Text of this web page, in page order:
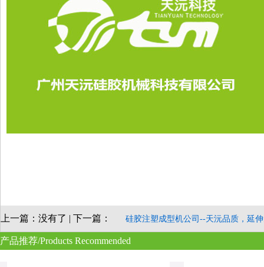
上一篇：没有了 | 下一篇： 硅胶注塑成型机公司--天沅品质，延
产品推荐/Products Recommended